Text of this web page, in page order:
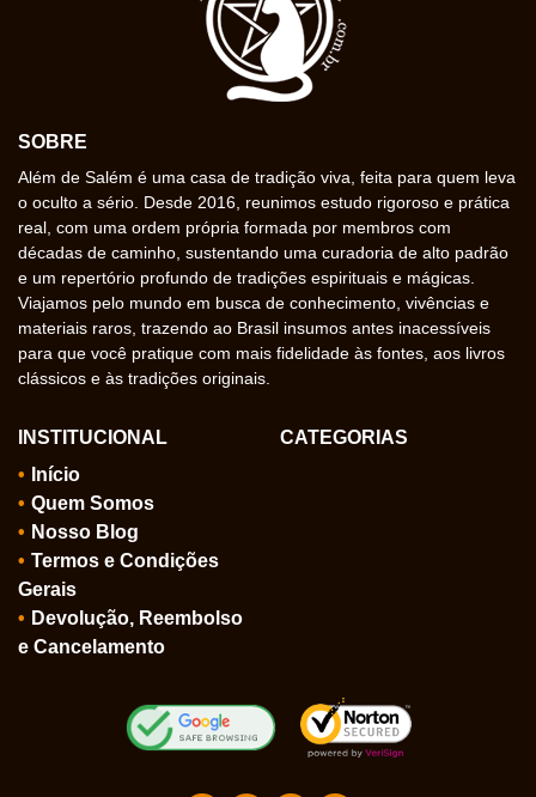
SOBRE
Além de Salém é uma casa de tradição viva, feita para quem leva
o oculto a sério. Desde 2016, reunimos estudo rigoroso e prática
real, com uma ordem própria formada por membros com
décadas de caminho, sustentando uma curadoria de alto padrão
e um repertório profundo de tradições espirituais e mágicas.
Viajamos pelo mundo em busca de conhecimento, vivências e
materiais raros, trazendo ao Brasil insumos antes inacessíveis
para que você pratique com mais fidelidade às fontes, aos livros
clássicos e às tradições originais.
INSTITUCIONAL
Início
Quem Somos
Nosso Blog
Termos e Condições
Gerais
Devolução, Reembolso
e Cancelamento
CATEGORIAS